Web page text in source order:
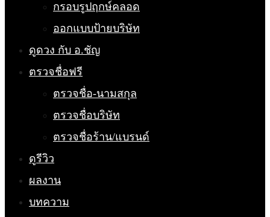
กรอบรูปฤกษ์คลอด
ออกแบบป้ายบริษัท
ดูดวง กับ อ.ชัญ
ตรวจชื่อฟรี
ตรวจชื่อ-นามสกุล
ตรวจชื่อบริษัท
ตรวจชื่อร้าน/แบรนด์
ดูรีวิว
ผลงาน
บทความ